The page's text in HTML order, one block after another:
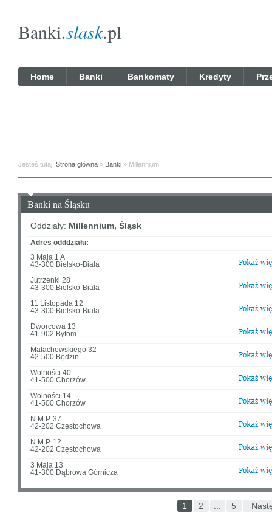
Banki.slask.pl
Home Banki Bankomaty Kredyty
Jesteś tutaj: Strona główna » Banki » Millennium
Banki na Śląsku
Oddziały: Millennium, Śląsk
Adres odddziału:
3 Maja 1 A
43-300 Bielsko-Biała
Jutrzenki 28
43-300 Bielsko-Biała
11 Listopada 12
43-300 Bielsko-Biała
Dworcowa 13
41-902 Bytom
Małachowskiego 32
42-500 Będzin
Wolności 40
41-500 Chorzów
Wolności 14
41-500 Chorzów
N.M.P. 37
42-202 Częstochowa
N.M.P. 12
42-202 Częstochowa
3 Maja 13
41-300 Dąbrowa Górnicza
1 2 5